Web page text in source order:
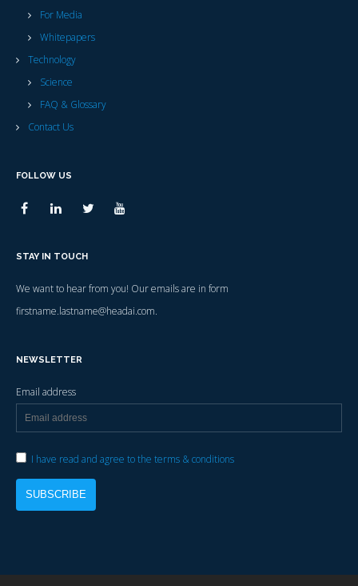
For Media
Whitepapers
Technology
Science
FAQ & Glossary
Contact Us
FOLLOW US
STAY IN TOUCH
We want to hear from you! Our emails are in form
firstname.lastname@headai.com.
NEWSLETTER
Email address
I have read and agree to the terms & conditions